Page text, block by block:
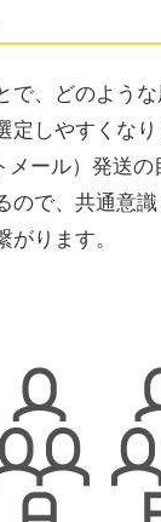
で、どのよう
定しやすくなり
メール）発送
ので、共通意
がります。